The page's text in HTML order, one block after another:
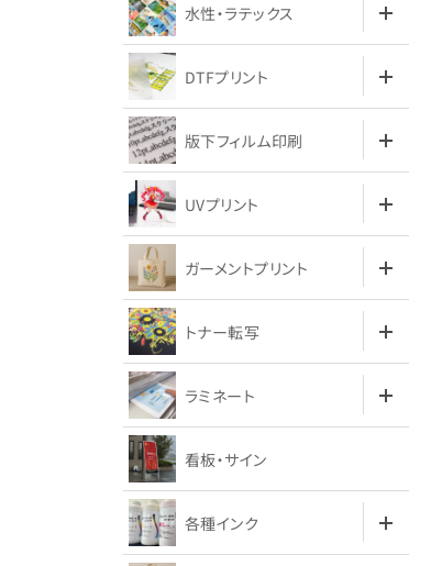
水性・ラテックス
DTFプリント
版下フィルム印刷
UVプリント
ガーメントプリント
トナー転写
ラミネート
看板・サイン
各種インク